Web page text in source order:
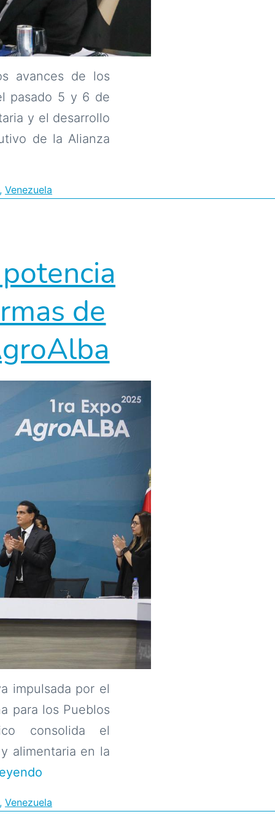
avances de los
pasado 5 y 6 de
y el desarrollo
de la Alianza
, Venezuela
de
impulsada por el
para los Pueblos
consolida el
alimentaria en la
Venezuela
consolida
, Venezuela